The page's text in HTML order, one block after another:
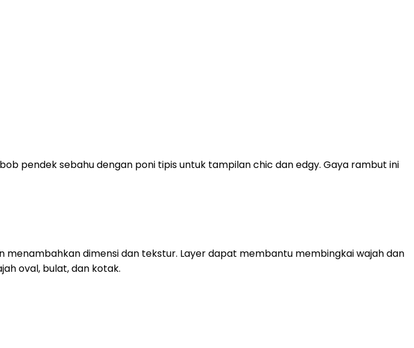
pendek sebahu dengan poni tipis untuk tampilan chic dan edgy. Gaya rambut ini
dimensi dan tekstur. Layer dapat membantu membingkai wajah dan
oval, bulat, dan kotak.